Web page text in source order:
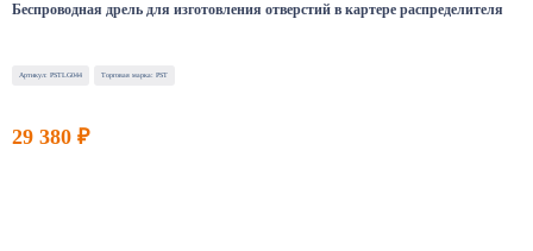
Беспроводная дрель для изготовления отверстий в картере распределителя
Артикул: PSTLG044 Торговая марка: PST
29 380 ₽